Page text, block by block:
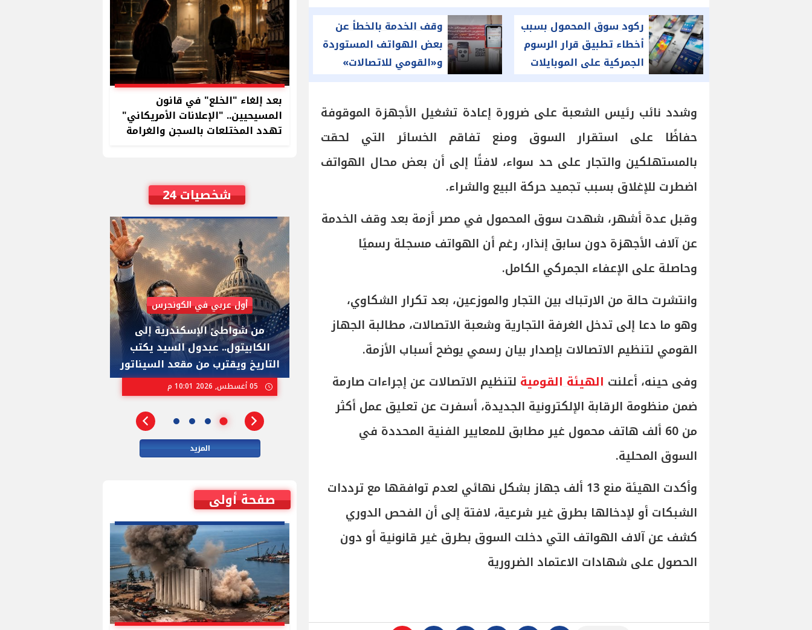
ركود سوق المحمول بسبب
أخطاء تطبيق قرار الرسوم
الجمركية على الموبايلات
المستوردة
وقف الخدمة بالخطأ عن
بعض الهواتف المستوردة
و«القومي للاتصالات»
يعترف
وشدد نائب رئيس الشعبة على ضرورة إعادة تشغيل الأجهزة الموقوفة
حفاظًا على استقرار السوق ومنع تفاقم الخسائر التي لحقت
بالمستهلكين والتجار على حد سواء، لافتًا إلى أن بعض محال الهواتف
اضطرت للإغلاق بسبب تجميد حركة البيع والشراء.
وقبل عدة أشهر، شهدت سوق المحمول في مصر أزمة بعد وقف الخدمة
عن آلاف الأجهزة دون سابق إنذار، رغم أن الهواتف مسجلة رسميًا
وحاصلة على الإعفاء الجمركي الكامل.
وانتشرت حالة من الارتباك بين التجار والموزعين، بعد تكرار الشكاوي،
وهو ما دعا إلى تدخل الغرفة التجارية وشعبة الاتصالات، مطالبة الجهاز
القومي لتنظيم الاتصالات بإصدار بيان رسمي يوضح أسباب الأزمة.
وفى حينه، أعلنت الهيئة القومية لتنظيم الاتصالات عن إجراءات صارمة
ضمن منظومة الرقابة الإلكترونية الجديدة، أسفرت عن تعليق عمل أكثر
من 60 ألف هاتف محمول غير مطابق للمعايير الفنية المحددة في
السوق المحلية.
وأكدت الهيئة منع 13 ألف جهاز بشكل نهائي لعدم توافقها مع ترددات
الشبكات أو لإدخالها بطرق غير شرعية، لافتة إلى أن الفحص الدوري
كشف عن آلاف الهواتف التي دخلت السوق بطرق غير قانونية أو دون
الحصول على شهادات الاعتماد الضرورية
بعد إلغاء "الخلع" في قانون
المسيحيين.. "الإعلانات الأمريكاني"
تهدد المختلعات بالسجن والغرامة
شخصيات 24
" صاحب صاحبه "
شوقي غريب.. المدير الفني رجل
كل المناصب في الجبلاية برعاية
25 يوليو, 2026 10:00 م
أول عربي في الكونجرس
من شواطئ الإسكندرية إلى
الكابيتول.. عبدول السيد يكتب
التاريخ ويقترب من مقعد السيناتور
المزيد
صفحة أولى